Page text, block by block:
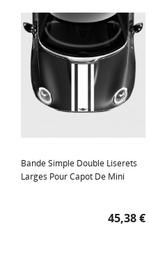
Bande Simple Double Liserets
Larges Pour Capot De Mini
Prix
45,38 €